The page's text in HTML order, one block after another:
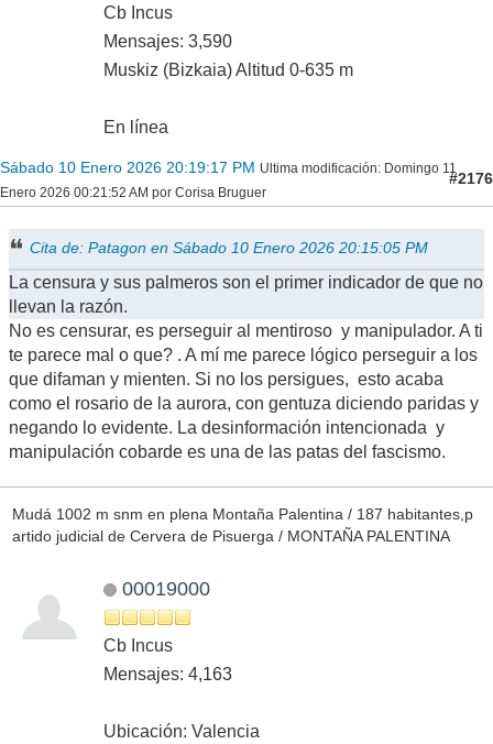
Cb Incus
Mensajes: 3,590
Muskiz (Bizkaia) Altitud 0-635 m
En línea
Sábado 10 Enero 2026 20:19:17 PM Ultima modificación: Domingo 11
Enero 2026 00:21:52 AM por Corisa Bruguer
#2176
Cita de: Patagon en Sábado 10 Enero 2026 20:15:05 PM
La censura y sus palmeros son el primer indicador de que no
llevan la razón.
No es censurar, es perseguir al mentiroso y manipulador. A ti
te parece mal o que? . A mí me parece lógico perseguir a los
que difaman y mienten. Si no los persigues, esto acaba
como el rosario de la aurora, con gentuza diciendo paridas y
negando lo evidente. La desinformación intencionada y
manipulación cobarde es una de las patas del fascismo.
Mudá 1002 m snm en plena Montaña Palentina / 187 habitantes,p
artido judicial de Cervera de Pisuerga / MONTAÑA PALENTINA
00019000
Cb Incus
Mensajes: 4,163
Ubicación: Valencia